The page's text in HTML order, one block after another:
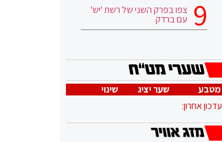
צפו בפרק השני של רשת 'יש'
עם ברדק
מטבע שער יציג
שינוי
עדכון אחרון: